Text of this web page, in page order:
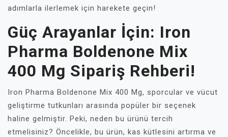
adımlarla ilerlemek için harekete geçin!
Güç Arayanlar İçin: Iron
Pharma Boldenone Mix
400 Mg Sipariş Rehberi!
Iron Pharma Boldenone Mix 400 Mg, sporcular ve vücut
geliştirme tutkunları arasında popüler bir seçenek
haline gelmiştir. Peki, neden bu ürünü tercih
etmelisiniz? Öncelikle, bu ürün, kas kütlesini artırma ve